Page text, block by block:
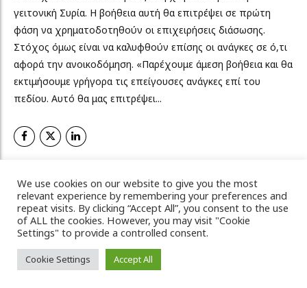
γειτονική Συρία. Η βοήθεια αυτή θα επιτρέψει σε πρώτη
φάση να χρηματοδοτηθούν οι επιχειρήσεις διάσωσης.
Στόχος όμως είναι να καλυφθούν επίσης οι ανάγκες σε ό,τι
αφορά την ανοικοδόμηση. «Παρέχουμε άμεση βοήθεια και θα
εκτιμήσουμε γρήγορα τις επείγουσες ανάγκες επί του
πεδίου. Αυτό θα μας επιτρέψει...
Vicky's Magazine, 2022 © All Rights Reserved
Πολιτική απορρήτου Πολιτική Cookies
We use cookies on our website to give you the most
relevant experience by remembering your preferences and
repeat visits. By clicking “Accept All”, you consent to the use
of ALL the cookies. However, you may visit "Cookie
Settings" to provide a controlled consent.
Cookie Settings Accept All